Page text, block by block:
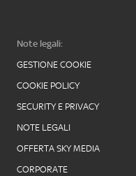
Note legali:
GESTIONE COOKIE
COOKIE POLICY
SECURITY E PRIVACY
NOTE LEGALI
OFFERTA SKY MEDIA
CORPORATE